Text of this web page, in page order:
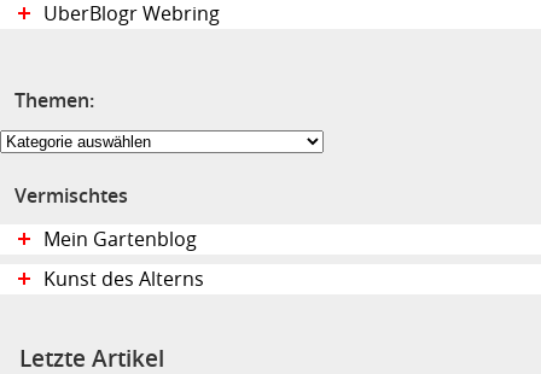
UberBlogr Webring
Themen:
Themen:
Vermischtes
Mein Gartenblog
Kunst des Alterns
Letzte Artikel